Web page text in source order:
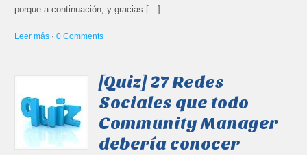
porque a continuación, y gracias […]
Leer más ·0 Comments
[Quiz] 27 Redes
Sociales que todo
Community Manager
debería conocer